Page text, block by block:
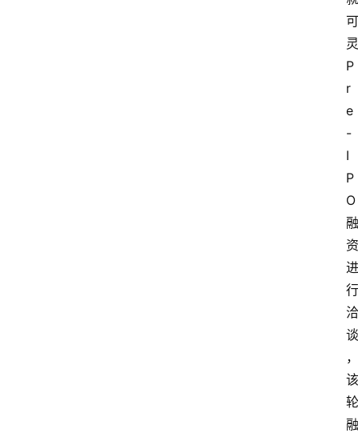
可
灵
P
r
e
-
I
P
O
融
资
进
行
洽
谈
，
该
轮
融